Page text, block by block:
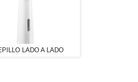
LADO A LADO